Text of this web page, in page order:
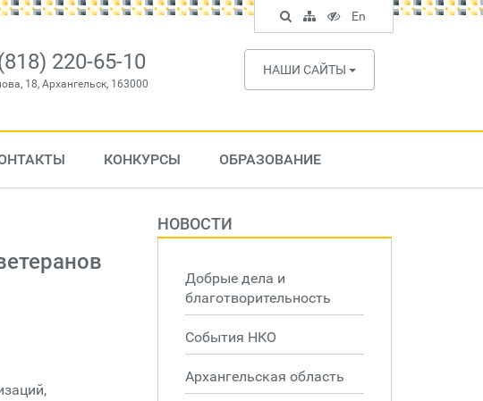
220-65-10
18, Архангельск, 163000
НАШИ САЙТЫ
КОНКУРСЫ ОБРАЗОВАНИЕ
НОВОСТИ
Добрые дела и
благотворительность
События НКО
Архангельская область
Поиск
по
сайту
Карта
сайта
Версия
для
слабовидящих
En
English